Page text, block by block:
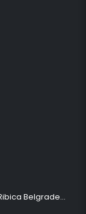
Šetač HOLO srednji silikonska Ribica Belgrade Walker